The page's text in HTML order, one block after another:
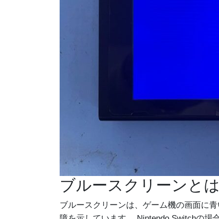
ブルースクリーンと
ブルースクリーンは、ゲーム機の画面に